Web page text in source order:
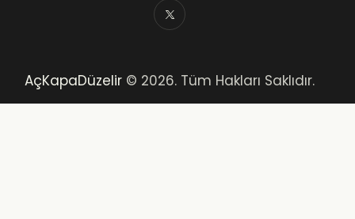
AçKapaDüzelir © 2026. Tüm Hakları Saklıdır.